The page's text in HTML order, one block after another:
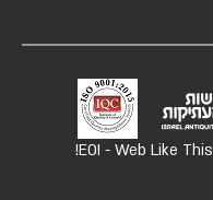
EOI - Web Like This!